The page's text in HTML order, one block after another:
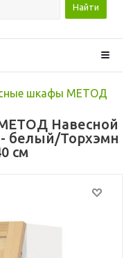
Найти
шкафы МЕТОД
МЕТОД Навесной
белый/Торхэмн
см